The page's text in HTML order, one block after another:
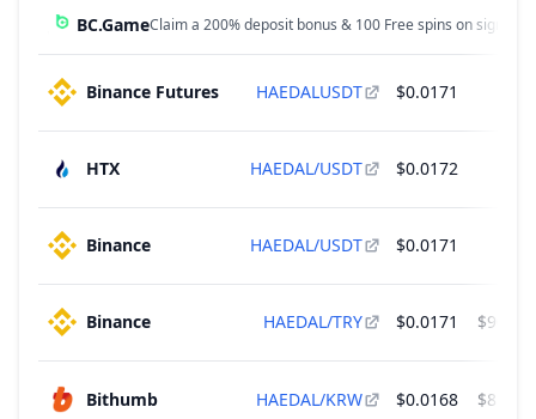
29
2026 ~$136,400 4.10% de la cap. boursière
Jan
29
2027
Déverrouillage de 8.00 M HAEDAL - 0.80% de
~$136,400 4.10% de la cap. boursière
Team & Advisors
BC.GameClaim a 200% deposit bonus & 100 Free spins on sign up!
Binance Futures HAEDALUSDT $0.0171
HTX HAEDAL/USDT $0.0172
Binance HAEDAL/USDT $0.0171
Binance HAEDAL/TRY $0.0171
Bithumb HAEDAL/KRW $0.0168